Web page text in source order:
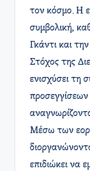
τον κόσμο. Η
συμβολική,
Γκάντι και
Στόχος της
ενισχύσει τη
Μέσω των
επιδιώκει να